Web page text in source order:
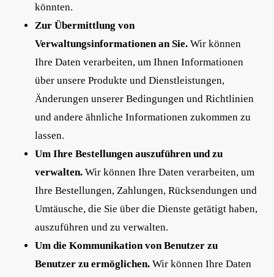
könnten.
Zur Übermittlung von
Verwaltungsinformationen an Sie.Wir können
Ihre Daten verarbeiten, um Ihnen Informationen
über unsere Produkte und Dienstleistungen,
Änderungen unserer Bedingungen und Richtlinien
und andere ähnliche Informationen zukommen zu
lassen.
Um Ihre Bestellungen auszuführen und zu
verwalten.Wir können Ihre Daten verarbeiten, um
Ihre Bestellungen, Zahlungen, Rücksendungen und
Umtäusche, die Sie über die Dienste getätigt haben,
auszuführen und zu verwalten.
Um die Kommunikation von Benutzer zu
Benutzer zu ermöglichen.Wir können Ihre Daten